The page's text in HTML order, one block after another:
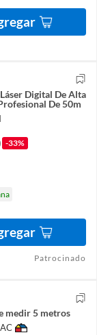
Digital De Alta
De 50m
-33%
Patrocinado
medir 5 metros